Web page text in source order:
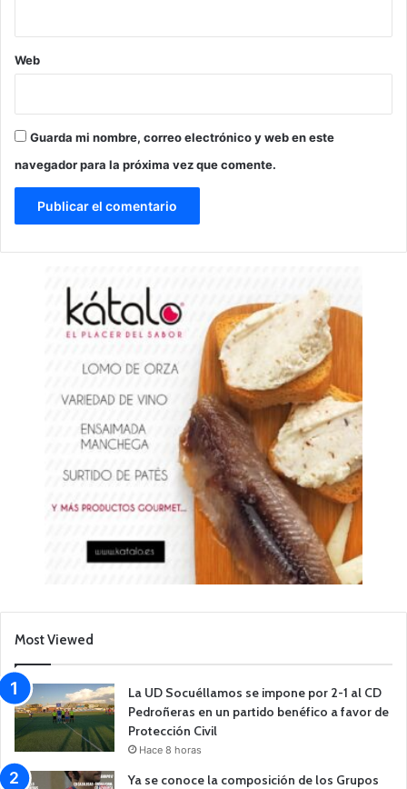
Web
Guarda mi nombre, correo electrónico y web en este
navegador para la próxima vez que comente.
Most Viewed
La UD Socuéllamos se impone por 2-1 al CD
Pedroñeras en un partido benéfico a favor de
Protección Civil
Hace 8 horas
Ya se conoce la composición de los Grupos